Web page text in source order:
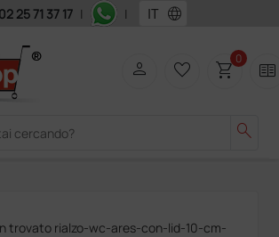
02 25 71 37 17 | | language
search
person favorite_border shopping_cart0 two_pager
trovato rialzo-wc-ares-con-lid-10-cm-